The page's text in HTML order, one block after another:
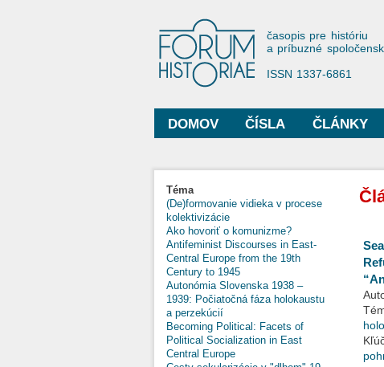
Forum
časopis pre históriu
a príbuzné
ISSN 1337-6861
Hlavné menu
DOMOV ČÍSLA ČLÁNKY
Téma
(De)formovanie vidieka v procese
kolektivizácie
Ako hovoriť o komunizme?
Antifeminist Discourses in East-
Central Europe from the 19th
Century to 1945
Autonómia Slovenska 1938 –
1939: Počiatočná fáza holokaustu
a perzekúcií
Becoming Political: Facets of
Political Socialization in East
Central Europe